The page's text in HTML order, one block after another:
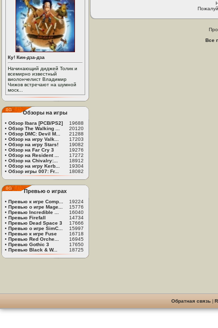
Ку! Кин-дза-дза
Начинающий диджей Толик и
всемирно известный
виолончелист Владимир
Чижов встречают на шумной
моск...
Обзоры на игры
• Обзор Ibara [PCB/PS2]
19688
• Обзор The Walking ...
20120
• Обзор DMC: Devil M...
21288
• Обзор на игру Valk...
17203
• Обзор на игру Stars!
19082
• Обзор на Far Cry 3
19276
• Обзор на Resident ...
17272
• Обзор на Chivalry:...
18912
• Обзор на игру Kerb...
19304
• Обзор игры 007: Fr... 18082
Превью о играх
• Превью к игре Comp...
19224
• Превью о игре Mage...
15776
• Превью Incredible ...
16040
• Превью Firefall
14734
• Превью Dead Space 3
17666
• Превью о игре SimC...
15997
• Превью к игре Fuse
16718
• Превью Red Orche...
16945
• Превью Gothic 3
17650
• Превью Black & W... 18725
Все
Обратная связь